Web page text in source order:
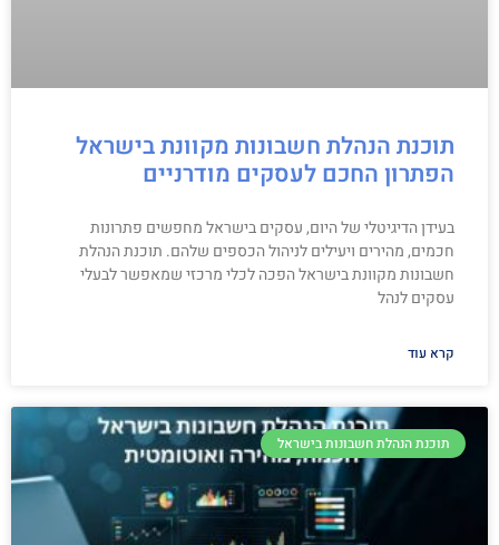
תוכנת הנהלת חשבונות מקוונת בישראל
הפתרון החכם לעסקים מודרניים
בעידן הדיגיטלי של היום, עסקים בישראל מחפשים פתרונות
חכמים, מהירים ויעילים לניהול הכספים שלהם. תוכנת הנהלת
חשבונות מקוונת בישראל הפכה לכלי מרכזי שמאפשר לבעלי
עסקים לנהל
קרא עוד
תוכנת הנהלת חשבונות בישראל